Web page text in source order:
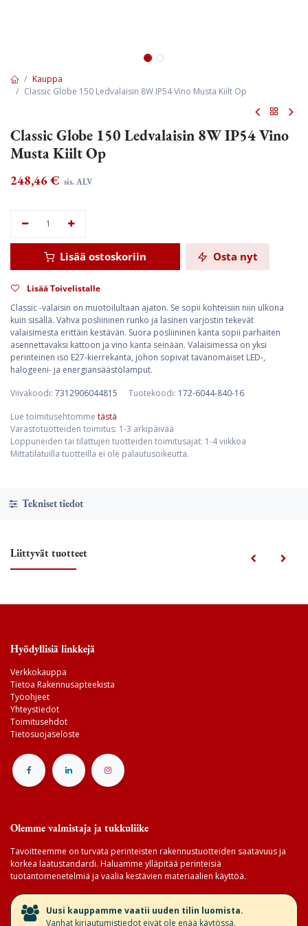
Kauppa
Classic Globe 150 Ledvalaisin 8W IP54 Vino Musta Kiilt Op
Classic Globe 150 Ledvalaisin 8W IP54 Vino
Musta Kiilt Op
248,46€ sis. ALV
Lisää ostoskoriin Osta nyt
Lisää Toivelistalle
Classic -valaisin on muotoilultaan ajaton. Se sopii kohteisiin niin ulkona
kuin sisällä. Vahva posliininen runko ja lasinen varjostin tekevät
valaisimesta erittäin kestävän. Suora posliininen kanta sopii parhaiten
asennettavaksi kattoon ja vino kanta seinään. Valaisimessa on yksi
perinteinen iso E27-kierrekanta, johon sopivat tavanomaiset LED-,
halogeeni- ja energiansäästölamput.
Viivakoodi: 7312906044815 Tuotekoodi: 172-6044-840-16
Lue toimitusehtomme tästä
Varastotuotteiden toimitus: 1-3 arkipäivää
Loppuneiden tai tilattujen tuotteiden toimitusajat: 1-4 viikkoa
Mittatilatuilla tuotteilla ei ole palautusoikeutta.
Tekniset tiedot
Liittyvät tuotteet
Hyödyllisiä linkkejä
Verkkokauppa
Tietoa Rakennusapteekista
Työohjeet
Yhteystiedot
Toimitusehdot
Tietosuojaseloste
Olemme valmistaja ja tukkuliike
Tavoitteemme on turvata perinteisten rakennustuotteiden saatavuus ja
korkea laatustandardi. Haluamme ylläpitää perinteisiä
tuotantomenetelmiä ja vaalia kestävien materiaalien käyttöä.
​Uusi kauppamme vaatii uuden tilin luomista.
Vanhat kirjautumistiedot eivät ole enää käytössä.